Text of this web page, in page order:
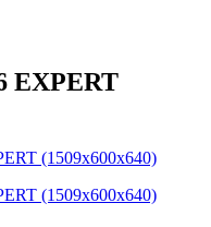
EXPERT